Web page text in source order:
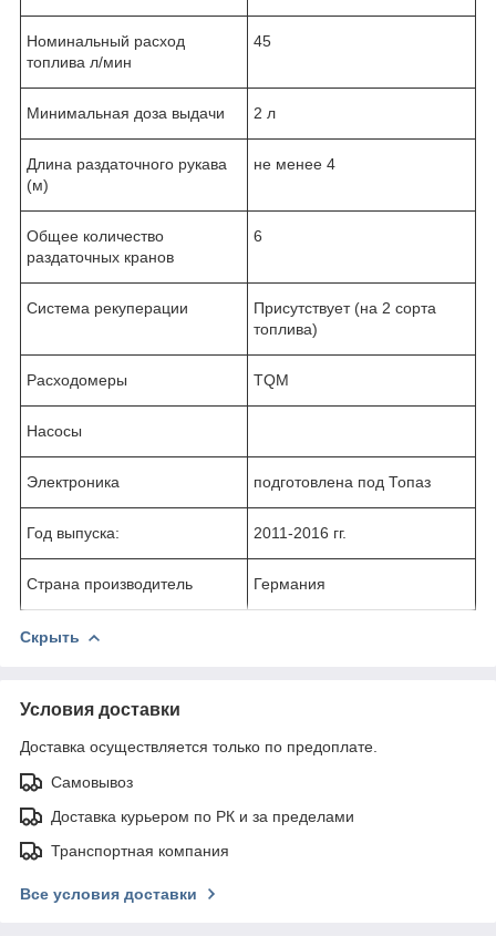
Номинальный расход
топлива л/мин
45
Минимальная доза выдачи 2 л
Длина раздаточного рукава
(м)
не менее 4
Общее количество
раздаточных кранов
6
Система рекуперации
Присутствует (на 2 сорта
топлива)
Расходомеры TQM
Насосы
Электроника подготовлена под Топаз
Год выпуска: 2011-2016 гг.
Страна производитель Германия
Скрыть
Условия доставки
Доставка осуществляется только по предоплате.
Самовывоз
Доставка курьером по РК и за пределами
Транспортная компания
Все условия доставки